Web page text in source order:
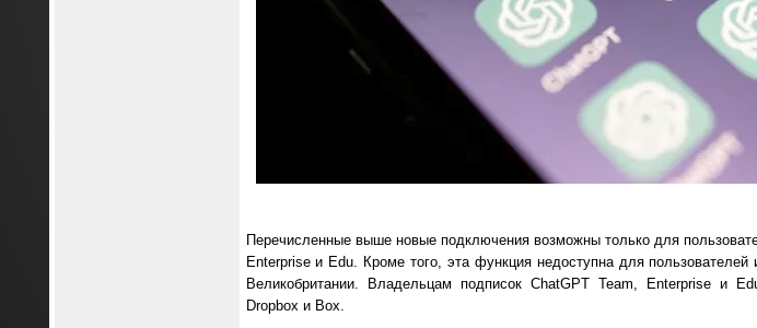
Перечисленные выше новые подключения возможны только для
Enterprise и Edu. Кроме того, эта функция недоступна для
Великобритании. Владельцам подписок ChatGPT Team, Enterprise и
Dropbox и Box.